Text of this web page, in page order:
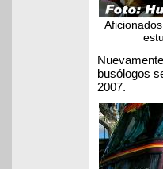
busólogos
2007.